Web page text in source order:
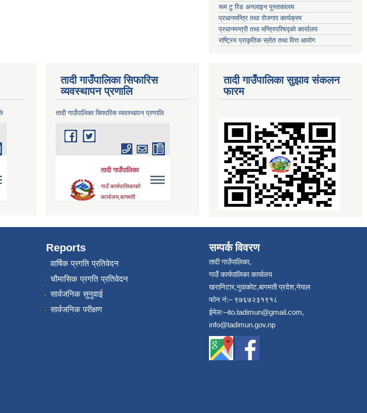
रूम टु रिड अनलाइन पुस्तकालय
प्रधानमन्त्रि तथा रोजगार कार्यक्रम
प्रधानमन्त्री तथा मन्त्रिपरिषद्को कार्यालय
राष्ट्रिय प्राकृतिक स्रोत तथा वित्त आयोग
तादी गाउँपालिका सिफारिस
व्यवस्थापन प्रणालि
तादी गाउँपालिका सिफारिस व्यवस्थापन प्रणालि
तादी गाउँपालिका सुझाव संकलन
फारम
Reports
वार्षिक प्रगति प्रतिवेदन
चौमासिक प्रगति प्रतिवेदन
सार्वजनिक सुनुवाई
सार्वजनिक परीक्षण
सम्पर्क विवरण
तादी गाउँपालिका,
गाउँ कार्यपालिका कार्यालय
खरानिटार,नुवाकोट,बागमती प्रदेश,नेपाल
फोन नं:– ९७६७२३१९१८
ईमेलः–ito.tadimun@gmail.com,
info@tadimun.gov.np